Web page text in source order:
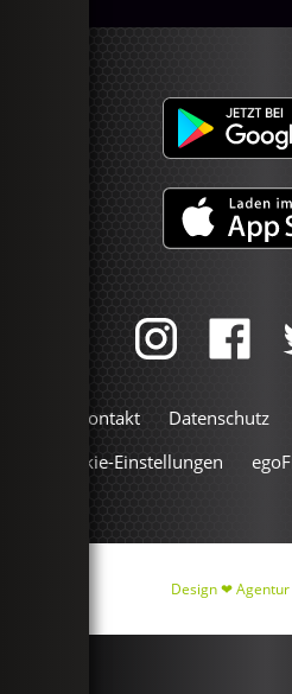
Kontakt Datenschutz
Cookie-Einstellungen
Design ❤